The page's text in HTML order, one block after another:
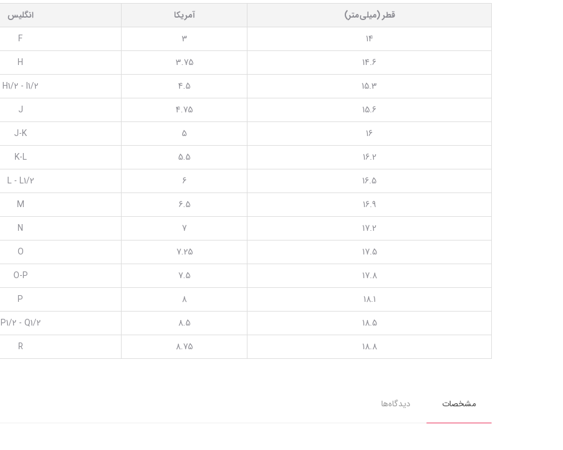
قطر (میلی‌متر) آمریکا انگلیس
14
3
F
14.6
3.75
H
15.3
4.5
H1/2 - I1/2
15.6
4.75
J
16
5
J-K
16.2
5.5
K-L
16.5
6
L - L1/2
16.9
6.5
M
17.2
7
N
17.5
7.25
O
17.8
7.5
O-P
18.1
8
P
18.5
8.5
P1/2 - Q1/2
18.8
8.75
R
مشخصات دیدگاه‌ها